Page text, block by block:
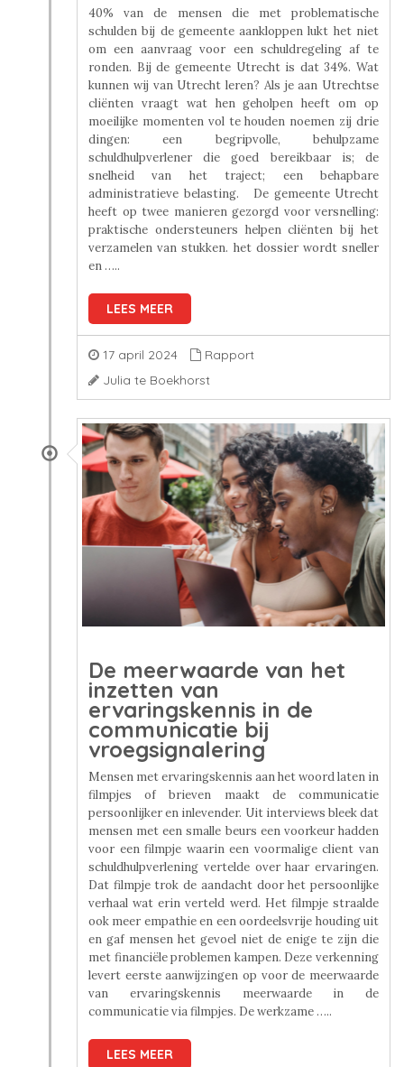
40% van de mensen die met problematische
schulden bij de gemeente aankloppen lukt het niet
om een aanvraag voor een schuldregeling af te
ronden. Bij de gemeente Utrecht is dat 34%. Wat
kunnen wij van Utrecht leren? Als je aan Utrechtse
cliënten vraagt wat hen geholpen heeft om op
moeilijke momenten vol te houden noemen zij drie
dingen: een begripvolle, behulpzame
schuldhulpverlener die goed bereikbaar is; de
snelheid van het traject; een behapbare
administratieve belasting. De gemeente Utrecht
heeft op twee manieren gezorgd voor versnelling:
praktische ondersteuners helpen cliënten bij het
verzamelen van stukken. het dossier wordt sneller
en …..
LEES MEER
17 april 2024
Rapport
Julia te Boekhorst
De meerwaarde van het
inzetten van
ervaringskennis in de
communicatie bij
vroegsignalering
Mensen met ervaringskennis aan het woord laten in
filmpjes of brieven maakt de communicatie
persoonlijker en inlevender. Uit interviews bleek dat
mensen met een smalle beurs een voorkeur hadden
voor een filmpje waarin een voormalige client van
schuldhulpverlening vertelde over haar ervaringen.
Dat filmpje trok de aandacht door het persoonlijke
verhaal wat erin verteld werd. Het filmpje straalde
ook meer empathie en een oordeelsvrije houding uit
en gaf mensen het gevoel niet de enige te zijn die
met financiële problemen kampen. Deze verkenning
levert eerste aanwijzingen op voor de meerwaarde
van ervaringskennis meerwaarde in de
communicatie via filmpjes. De werkzame …..
LEES MEER